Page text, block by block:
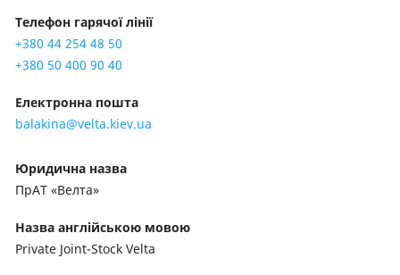
Телефон гарячої лінії
+380 44 254 48 50
+380 50 400 90 40
Електронна пошта
balakina@velta.kiev.ua
Юридична назва
ПрАТ «Велта»
Назва англійською мовою
Private Joint-Stock Velta